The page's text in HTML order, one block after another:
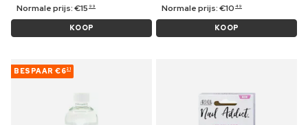
Normale prijs:€15 99
KOOP
Normale prijs:€10 49
KOOP
BESPAAR €621